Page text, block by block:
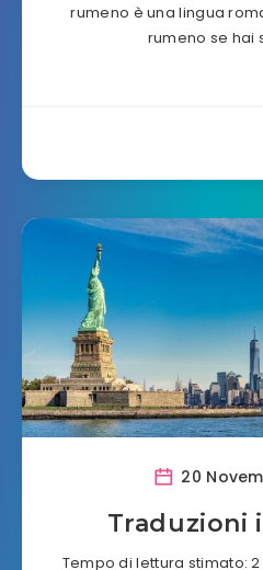
rumeno è una lingua
rumeno se hai
20
Traduzioni
Tempo di lettura stimato: